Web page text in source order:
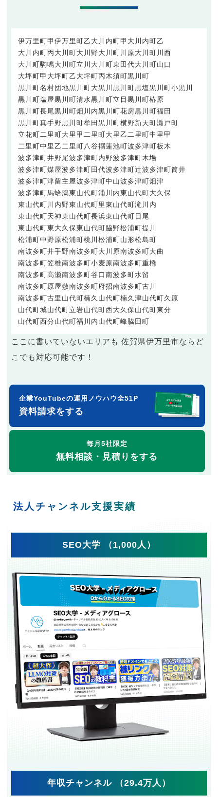
伊万里町甲伊万里町乙大川内町甲 大川内町乙
大川内町丙大川町大川野大川町川原大川町川西
大川町駒鳴大川町立川 大川町東田代大川町山口
大坪町甲 大坪町乙大坪町丙木須町黒川町
黒川町名村団地黒川町大黒川黒川町黒塩黒川町小黒川
黒川町塩屋黒川町清水黒川町立目黒川町椿原
黒川町長尾黒川町畑川内黒川町花房黒川町福田
黒川町真手野黒川町牟田黒川町横野新天町瀬戸町
立花町二里町大里甲 二里町大里乙 二里町中里甲
二里町中里乙 二里町八谷搦蓮池町波多津町板木
波多津町井野尾波多津町内野波多津町木場
波多津町煤屋波多津町田代波多津町辻波多津町筒井
波多津町津留主屋波多津町中山波多津町畑津
波多津町馬蛤潟東山代町浦川内東山代町大久保
東山代町川内野東山代町里東山代町滝川内
東山代町天神東山代町長浜東山代町日尾
東山代町東大久保東山代町脇野松浦町提川
松浦町中野原松浦町桃川松浦町山形松島町
南波多町井手野南波多町大川原南波多町大曲
南波多町笠椎南波多町小麦原南波多町重橋
南波多町高瀬南波多町谷口南波多町水留
南波多町原屋敷南波多町府招南波多町古川
南波多町古里 山代町楠久 山代町楠久津山代町久原
山代町城山代町立岩山代町西大久保山代町東分
山代町西分山代町福川内山代町峰脇田町
ここに書いていないエリアも 佐賀県伊万里市ならど
こでも対応可能です！
企業YouTubeの運用ノウハウ全51P
資料請求をする
毎月5社限定
無料相談・見積りをする
法人チャンネル支援実績
SEO大学 （1,000人）
年収チャンネル （29.4万人）